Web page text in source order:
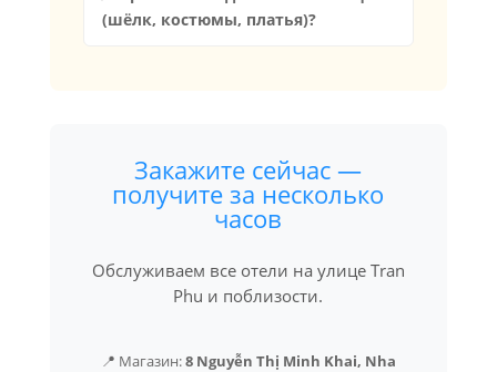
(шёлк, костюмы, платья)?
Закажите сейчас —
получите за несколько
часов
Обслуживаем все отели на улице Tran
Phu и поблизости.
📍 Магазин:8 Nguyễn Thị Minh Khai, Nha